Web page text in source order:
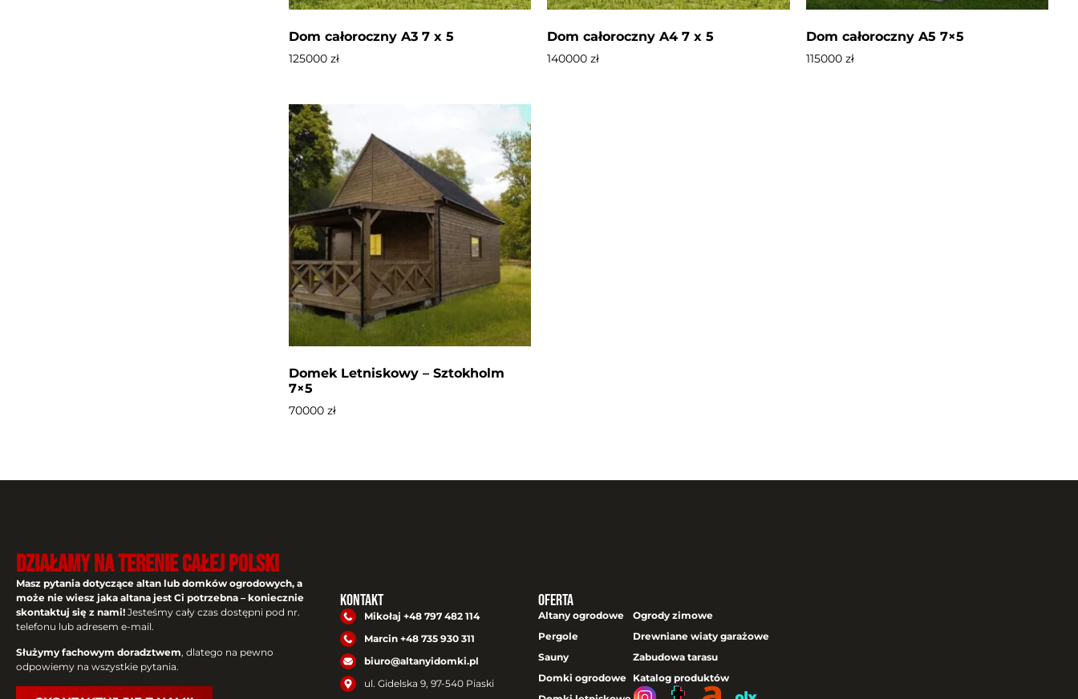
Dom całoroczny A3 7 x 5
125000 zł
Dom całoroczny A4 7 x 5
140000 zł
Dom całoroczny A5 7×5
115000 zł
Domek Letniskowy – Sztokholm
7×5
70000 zł
DZIAŁAMY NA TERENIE CAŁEJ POLSKI
Masz pytania dotyczące altan lub domków ogrodowych, a
może nie wiesz jaka altana jest Ci potrzebna – koniecznie
skontaktuj się z nami! Jesteśmy cały czas dostępni pod nr.
telefonu lub adresem e-mail.
Służymy fachowym doradztwem, dlatego na pewno
odpowiemy na wszystkie pytania.
Kontakt
Mikołaj +48 797 482 114
Marcin +48 735 930 311
biuro@altanyidomki.pl
ul. Gidelska 9, 97-540 Piaski
Oferta
Altany ogrodowe
Pergole
Sauny
Domki ogrodowe
Ogrody zimowe
Drewniane wiaty garażowe
Zabudowa tarasu
Katalog produktów